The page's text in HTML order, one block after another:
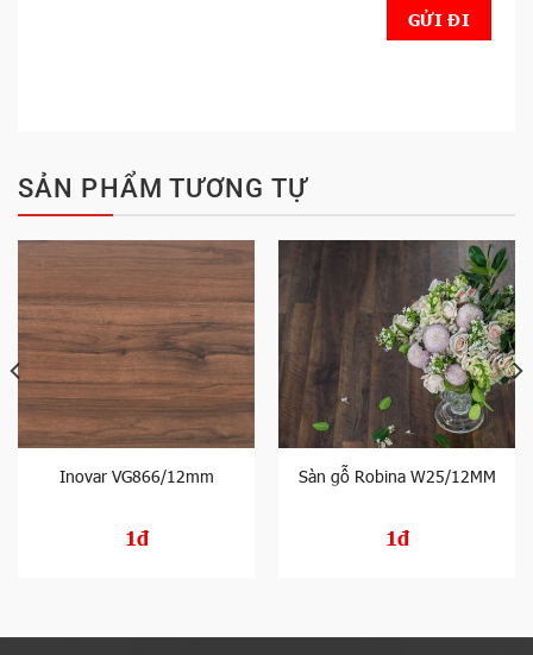
SẢN PHẨM TƯƠNG TỰ
Inovar VG866/12mm
1đ
Sàn gỗ Robina W25/12MM
1đ